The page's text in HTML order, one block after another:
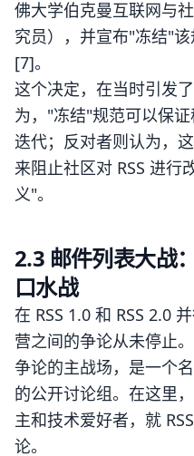
佛大学伯克曼互联网与
究员），并宣布"冻结"
[7]。
这个决定，在当时引发
为，"冻结"规范可以保
迭代；反对者则认为，
来阻止社区对 RSS 进行
义"。
2.3 邮件列表大战
口水战
在 RSS 1.0 和 RSS 2.0
营之间的争论从未停止。
争论的主战场，是一个
的公开讨论组。在这里
主和技术爱好者，就
论。